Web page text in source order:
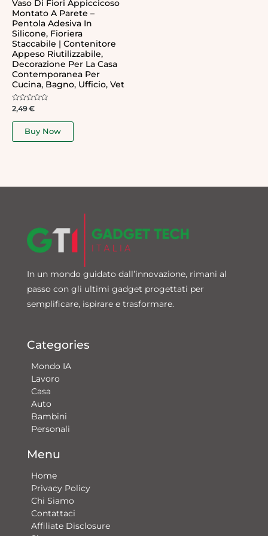
Vaso Di Fiori Appiccicoso
Montato A Parete –
Pentola Adesiva In
Silicone, Fioriera
Staccabile | Contenitore
Appeso Riutilizzabile,
Decorazione Per La Casa
Contemporanea Per
Cucina, Bagno, Ufficio, Vet
Rated
out
2,49€
Buy Now
In un mondo guidato dall’innovazione, rimani al
passo con gli ultimi gadget progettati per
semplificare, ispirare e trasformare.
Categories
Mondo IA
Lavoro
Casa
Auto
Bambini
Personali
Menu
Home
Privacy Policy
Chi Siamo
Contattaci​
Affiliate Disclosure